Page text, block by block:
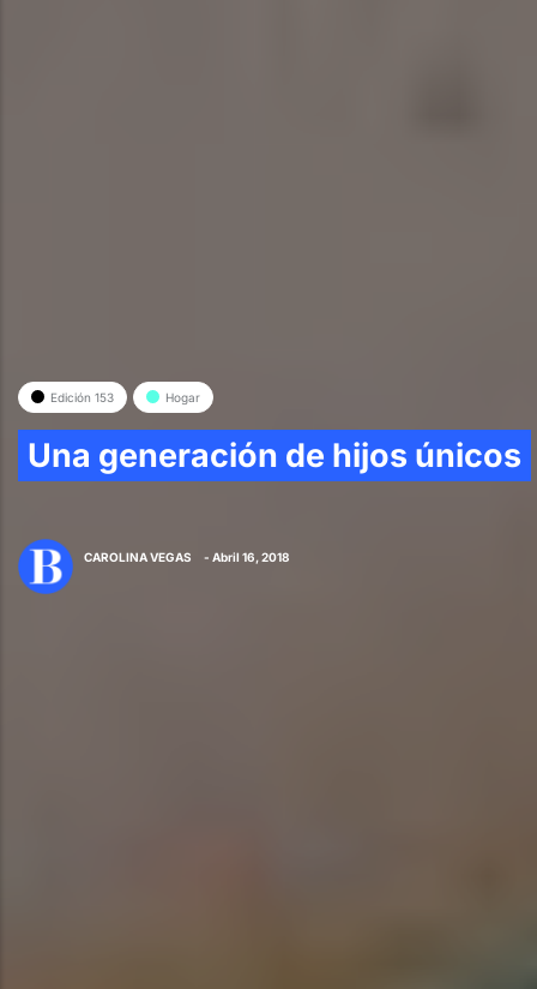
Edición 153 Hogar
Una generación de hijos únicos
CAROLINA VEGAS - Abril 16, 2018